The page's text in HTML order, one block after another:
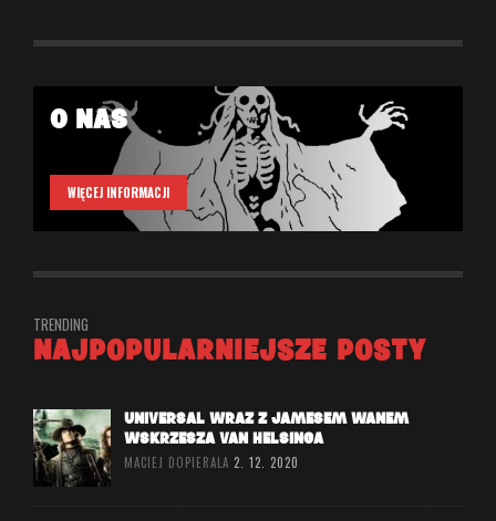
O NAS
WIĘCEJ INFORMACJI
TRENDING
NAJPOPULARNIEJSZE POSTY
UNIVERSAL WRAZ Z JAMESEM WANEM
WSKRZESZA VAN HELSINGA
MACIEJ DOPIERALA 2. 12. 2020